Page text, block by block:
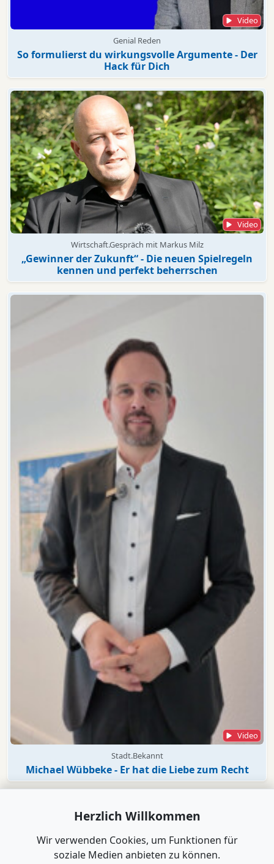
Video
Genial Reden
So formulierst du wirkungsvolle Argumente - Der
Hack für Dich
Video
Wirtschaft.Gespräch mit Markus Milz
„Gewinner der Zukunft“ - Die neuen Spielregeln
kennen und perfekt beherrschen
Video
Stadt.Bekannt
Michael Wübbeke - Er hat die Liebe zum Recht
Herzlich Willkommen
Wir verwenden Cookies, um Funktionen für
soziale Medien anbieten zu können.